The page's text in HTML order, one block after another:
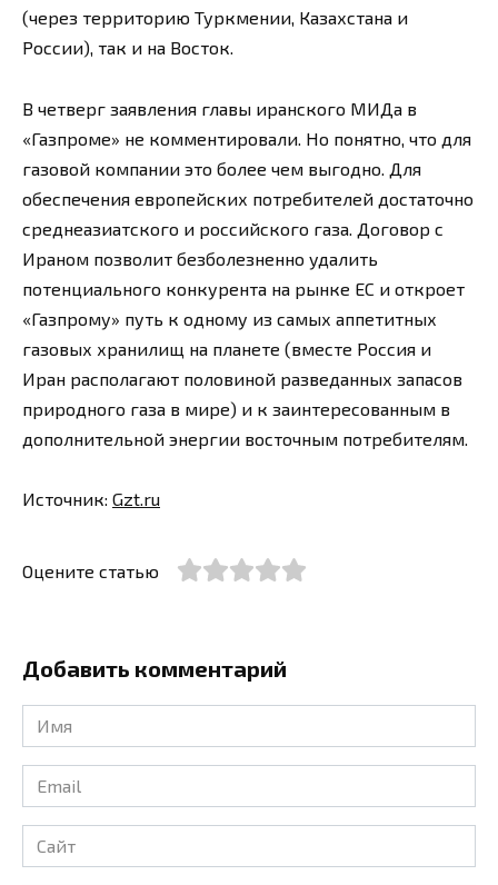
(через территорию Туркмении, Казахстана и
России), так и на Восток.
В четверг заявления главы иранского МИДа в
«Газпроме» не комментировали. Но понятно, что для
газовой компании это более чем выгодно. Для
обеспечения европейских потребителей достаточно
среднеазиатского и российского газа. Договор с
Ираном позволит безболезненно удалить
потенциального конкурента на рынке ЕС и откроет
«Газпрому» путь к одному из самых аппетитных
газовых хранилищ на планете (вместе Россия и
Иран располагают половиной разведанных запасов
природного газа в мире) и к заинтересованным в
дополнительной энергии восточным потребителям.
Источник: Gzt.ru
Оцените статью
Добавить комментарий
Имя
*
Email
*
Сайт